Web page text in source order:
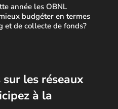
année les OBNL
budgéter en termes
et de collecte de fonds?
les réseaux
à la